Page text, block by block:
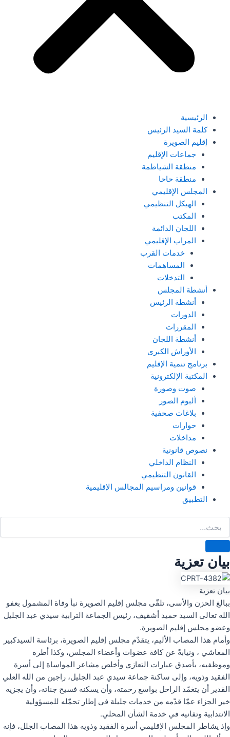
الرئيسية
كلمة السيد الرئيس
إقليم الصويرة
جماعات الإقليم
منطقة الشياظمة
منطقة حاحا
المجلس الإقليمي
الهيكل التنظيمي
المكتب
اللجان الدائمة
المراب الإقليمي
خدمات القرب
المساهمات
التدخلات
أنشطة المجلس
أنشطة الرئيس
الدورات
المقررات
أنشطة اللجان
الأوراش الكبرى
برنامج تنمية الإقليم
المكتبة الإلكترونية
صوت وصورة
ألبوم الصور
بلاغات صحفية
حوارات
مداخلات
نصوص قانونية
النظام الداخلي
القانون التنظيمي
قوانين ومراسيم المجالس الإقليمية
التطبيق
بيان تعزية
بيان تعزية
ببالغ الحزن والأسى، تلقّى مجلس إقليم الصويرة نبأ وفاة المشمول بعفو
الله تعالى السيد حميد أشقيف، رئيس الجماعة الترابية سيدي عبد الجليل
وعضو مجلس إقليم الصويرة.
وأمام هذا المصاب الأليم، يتقدّم مجلس إقليم الصويرة، برئاسة السيدكبير
المعاشي ، ونيابةً عن كافة عضوات وأعضاء المجلس، وكذا أطره
وموظفيه، بأصدق عبارات التعازي وأخلص مشاعر المواساة إلى أسرة
الفقيد وذويه، وإلى ساكنة جماعة سيدي عبد الجليل، راجين من الله العلي
القدير أن يتغمّد الراحل بواسع رحمته، وأن يسكنه فسيح جناته، وأن يجزيه
خير الجزاء عمّا قدّمه من خدمات جليلة في إطار تحمّله للمسؤولية
الانتدابية وتفانيه في خدمة الشأن المحلي.
وإذ يشاطر المجلس الإقليمي أسرة الفقيد وذويه هذا المصاب الجلل، فإنه